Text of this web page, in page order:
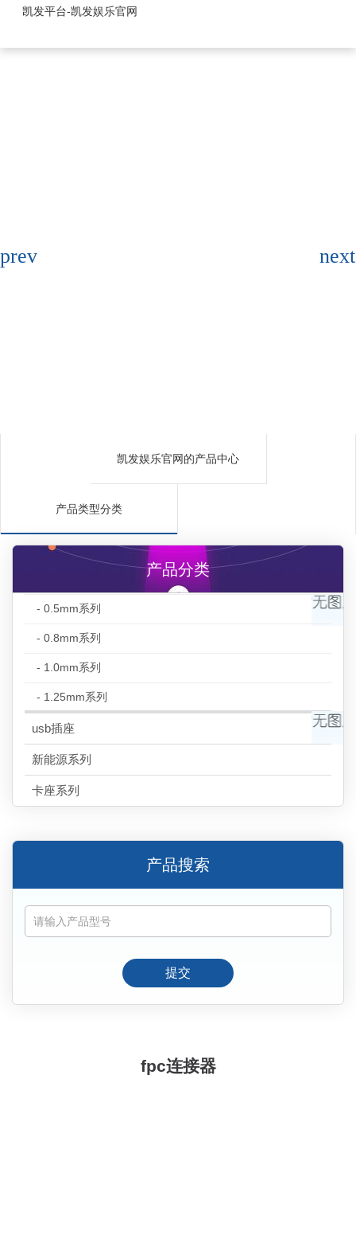
fpc连接器-凯发平台
凯发平台-凯发娱乐官网
凯发娱乐官网的产品中心
产品类型分类
产品分类
- 0.5mm系列
- 0.8mm系列
- 1.0mm系列
- 1.25mm系列
usb插座
新能源系列
卡座系列
产品搜索
提交
fpc连接器